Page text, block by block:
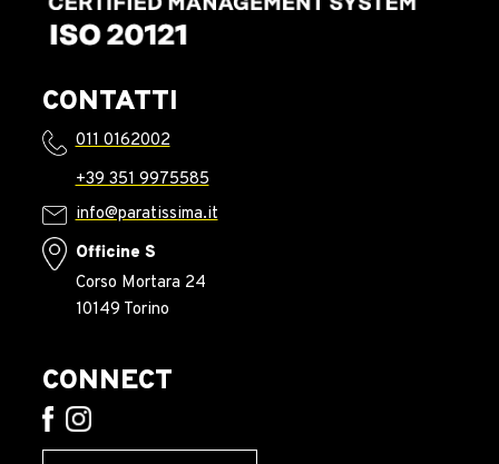
CONTATTI
011 0162002
+39 351 9975585
info@paratissima.it
Officine S
Corso Mortara 24
10149 Torino
CONNECT